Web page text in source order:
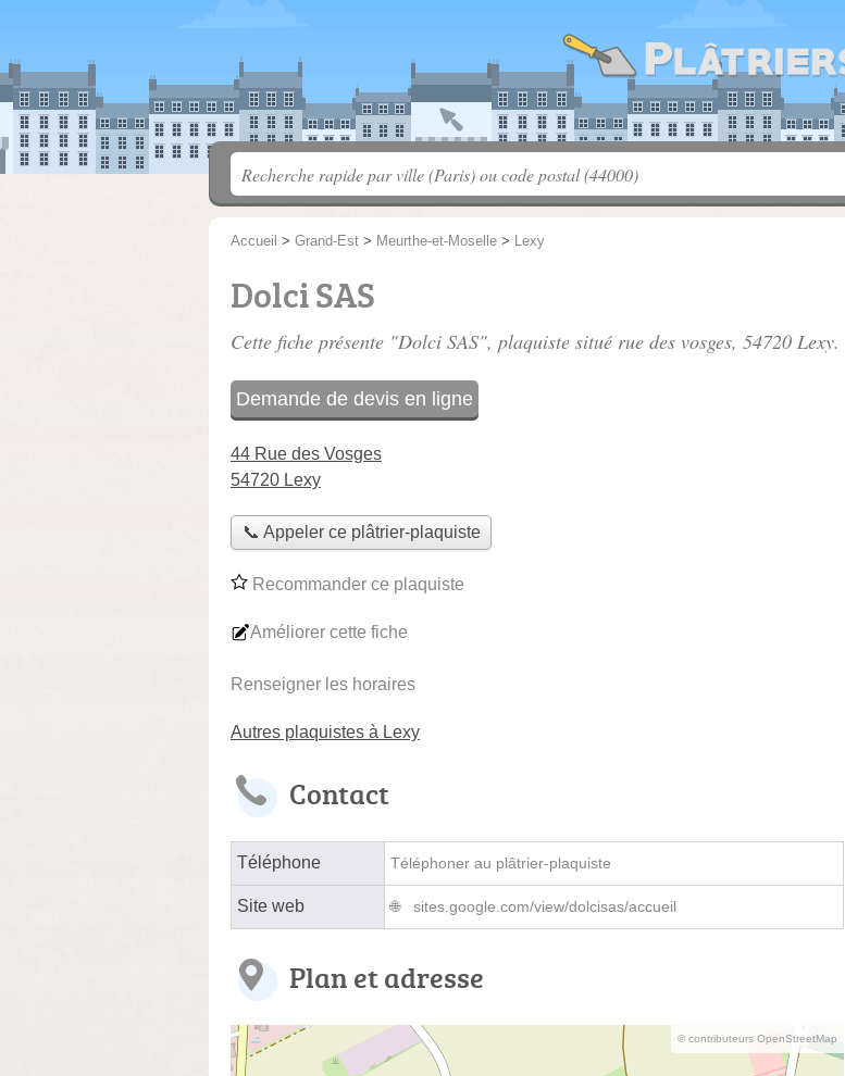
Accueil > Grand-Est > Meurthe-et-Moselle > Lexy
Dolci SAS
Cette fiche présente "Dolci SAS", plaquiste situé rue des vosges, 54720 Lexy.
Demande de devis en ligne
44 Rue des Vosges
54720 Lexy
📞 Appeler ce plâtrier-plaquiste
Recommander ce plaquiste
Améliorer cette fiche
Renseigner les horaires
Autres plaquistes à Lexy
Contact
Téléphone Téléphoner au plâtrier-plaquiste
Site web sites.google.com/view/dolcisas/accueil
Plan et adresse
© contributeurs OpenStreetMap